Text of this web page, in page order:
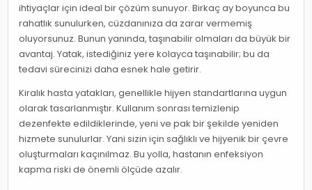
ihtiyaçlar için ideal bir çözüm sunuyor. Birkaç ay boyunca bu
rahatlık sunulurken, cüzdanınıza da zarar vermemiş
oluyorsunuz. Bunun yanında, taşınabilir olmaları da büyük bir
avantaj. Yatak, istediğiniz yere kolayca taşınabilir; bu da
tedavi sürecinizi daha esnek hale getirir.
Kiralık hasta yatakları, genellikle hijyen standartlarına uygun
olarak tasarlanmıştır. Kullanım sonrası temizlenip
dezenfekte edildiklerinde, yeni ve pak bir şekilde yeniden
hizmete sunulurlar. Yani sizin için sağlıklı ve hijyenik bir çevre
oluşturmaları kaçınılmaz. Bu yolla, hastanın enfeksiyon
kapma riski de önemli ölçüde azalır.